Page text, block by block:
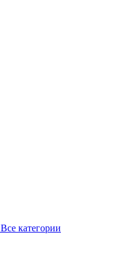
Все категории